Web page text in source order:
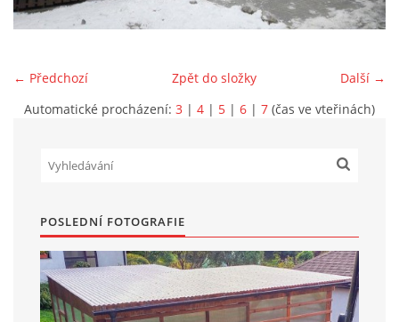
+420 731561027
Aktualizováno: 22. 9. 2023
← Předchozí Další →
Zpět do složky
Automatické procházení: 3 | 4 | 5 | 6 | 7 (čas ve vteřinách)
POSLEDNÍ FOTOGRAFIE